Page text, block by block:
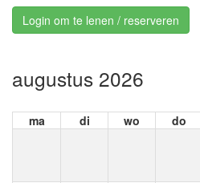
Login om te lenen / reserveren
augustus 2026
ma di wo do